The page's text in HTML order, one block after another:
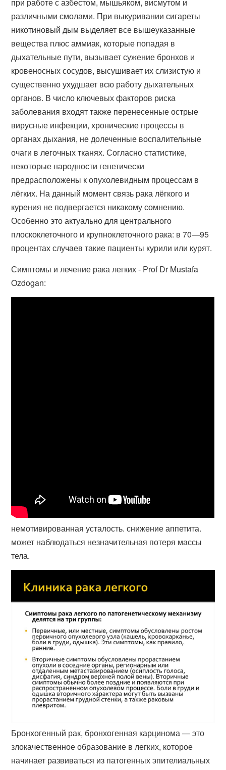
различными смолами. При выкуривании сигареты
никотиновый дым выделяет все вышеуказанные
вещества плюс аммиак, которые попадая в
дыхательные пути, вызывает сужение бронхов и
кровеносных сосудов, высушивает их слизистую и
существенно ухудшает всю работу дыхательных
органов. В число ключевых факторов риска
заболевания входят также перенесенные острые
вирусные инфекции, хронические процессы в
органах дыхания, не долеченные воспалительные
очаги в легочных тканях. Согласно статистике,
некоторые народности генетически
предрасположены к опухолевидным процессам в
лёгких. На данный момент связь рака лёгкого и
курения не подвергается никакому сомнению.
Особенно это актуально для центрального
плоскоклеточного и крупноклеточного рака: в 70—95
процентах случаев такие пациенты курили или курят.
Симптомы и лечение рака легких - Prof Dr Mustafa
Ozdogan:
немотивированная усталость. снижение аппетита.
может наблюдаться незначительная потеря массы
тела.
Бронхогенный рак, бронхогенная карцинома — это
злокачественное образование в легких, которое
начинает развиваться из патогенных эпителиальных